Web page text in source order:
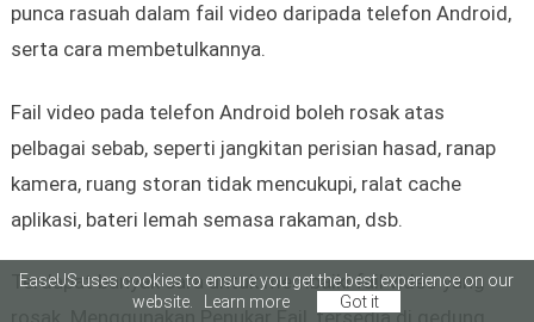
punca rasuah dalam fail video daripada telefon Android,
serta cara membetulkannya.
Fail video pada telefon Android boleh rosak atas
pelbagai sebab, seperti jangkitan perisian hasad, ranap
kamera, ruang storan tidak mencukupi, ralat cache
aplikasi, bateri lemah semasa rakaman, dsb.
Terdapat banyak cara untuk membaiki fail video yang
EaseUS uses cookies to ensure you get the best experience on our
website.
Learn more Got it